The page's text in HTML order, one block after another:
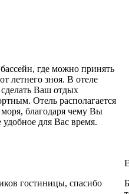
где можно принять
летнего зноя. В отеле
Ваш отдых
Отель располагается
благодаря чему Вы
для Вас время.
гостиницы, спасибо